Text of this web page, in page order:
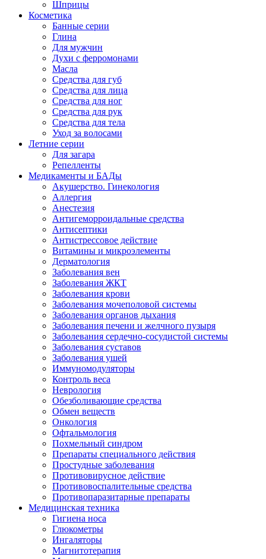
Шприцы
Косметика
Банные серии
Глина
Для мужчин
Духи с ферромонами
Масла
Средства для губ
Средства для лица
Средства для ног
Средства для рук
Средства для тела
Уход за волосами
Летние серии
Для загара
Репелленты
Медикаменты и БАДы
Акушерство. Гинекология
Аллергия
Анестезия
Антигеморроидальные средства
Антисептики
Антистрессовое действие
Витамины и микроэлементы
Дерматология
Заболевания вен
Заболевания ЖКТ
Заболевания крови
Заболевания мочеполовой системы
Заболевания органов дыхания
Заболевания печени и желчного пузыря
Заболевания сердечно-сосудистой системы
Заболевания суставов
Заболевания ушей
Иммуномодуляторы
Контроль веса
Неврология
Обезболивающие средства
Обмен веществ
Онкология
Офтальмология
Похмельный синдром
Препараты специального действия
Простудные заболевания
Противовирусное действие
Противовоспалительные средства
Противопаразитарные препараты
Медицинская техника
Гигиена носа
Глюкометры
Ингаляторы
Магнитотерапия